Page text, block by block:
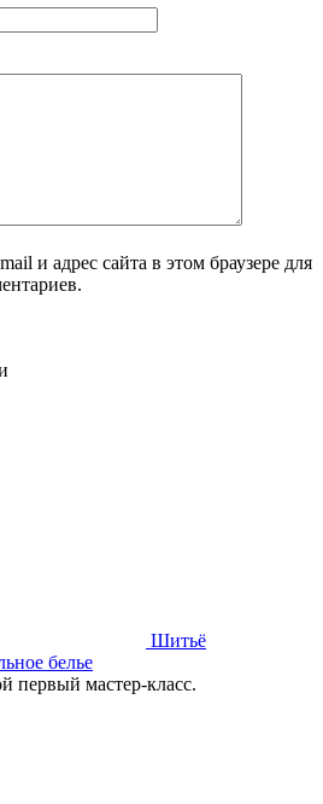
и адрес сайта в этом браузере для
Шитьё
белье
первый мастер-класс.